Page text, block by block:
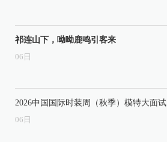
祁连山下，呦呦鹿鸣引客来
06 日
2026中国国际时装周（秋季）模特大面试
06 日